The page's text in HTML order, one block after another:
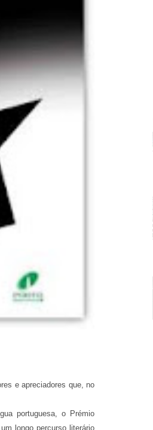
e apreciadores que, no
portuguesa, o Prémio
longo percurso literário